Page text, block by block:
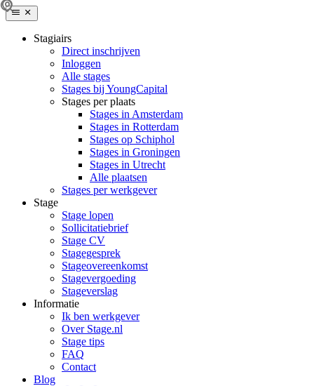
Stagiairs
Direct inschrijven
Inloggen
Alle stages
Stages bij YoungCapital
Stages per plaats
Stages in Amsterdam
Stages in Rotterdam
Stages op Schiphol
Stages in Groningen
Stages in Utrecht
Alle plaatsen
Stages per werkgever
Stage
Stage lopen
Sollicitatiebrief
Stage CV
Stagegesprek
Stageovereenkomst
Stagevergoeding
Stageverslag
Informatie
Ik ben werkgever
Over Stage.nl
Stage tips
FAQ
Contact
Blog